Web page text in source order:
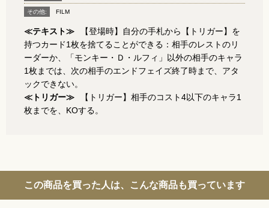
その他: FILM
≪テキスト≫
【登場時】自分の手札から【トリガー】を
持つカード1枚を捨てることができる：相手のレストのリ
ーダーか、「モンキー・Ｄ・ルフィ」以外の相手のキャラ
1枚までは、次の相手のエンドフェイズ終了時まで、アタ
ックできない。
≪トリガー≫
【トリガー】相手のコスト4以下のキャラ1
枚までを、KOする。
この商品を買った人は、こんな商品も買っています